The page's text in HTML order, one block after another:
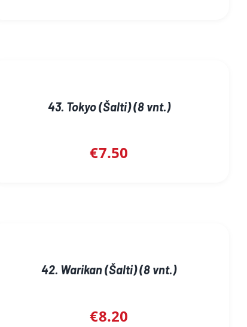
43. Tokyo (Šalti) (8 vnt.)
€7.50
42. Warikan (Šalti) (8 vnt.)
€8.20